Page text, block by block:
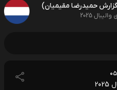
حمیدرضا مقیمیان)
2025